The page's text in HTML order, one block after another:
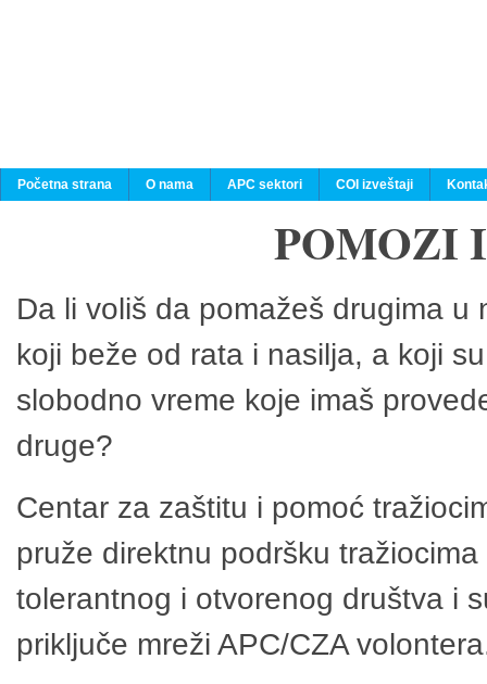
Početna strana O nama APC sektori COI izveštaji
POMOZI
Da li voliš da pomažeš drugima
koji beže od rata i nasilja, a koji
slobodno vreme koje imaš
druge?
Centar za zaštitu i pomoć
pruže direktnu podršku
tolerantnog i otvorenog društva i
priključe mreži APC/CZA